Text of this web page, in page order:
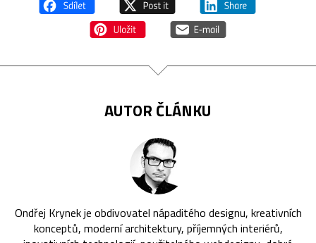
AUTOR ČLÁNKU
Ondřej Krynek je obdivovatel nápaditého designu, kreativních
konceptů, moderní architektury, příjemných interiérů,